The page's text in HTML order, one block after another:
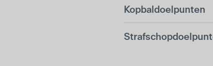
Kopbaldoelpunten